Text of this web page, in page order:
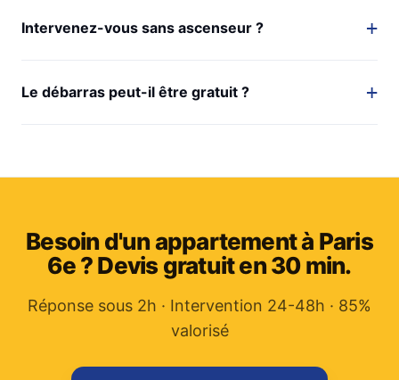
Intervenez-vous sans ascenseur ?
Le débarras peut-il être gratuit ?
Besoin d'un appartement à Paris
6e ? Devis gratuit en 30 min.
Réponse sous 2h · Intervention 24-48h · 85%
valorisé